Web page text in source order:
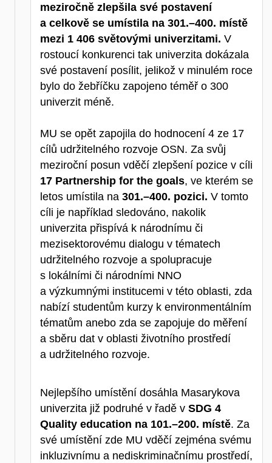
meziročně zlepšila své postavení
a celkově se umístila na 301.–400. místě
mezi 1 406 světovými univerzitami. V
rostoucí konkurenci tak univerzita dokázala
své postavení posílit, jelikož v minulém roce
bylo do žebříčku zapojeno téměř o 300
univerzit méně.
MU se opět zapojila do hodnocení 4 ze 17
cílů udržitelného rozvoje OSN. Za svůj
meziroční posun vděčí zlepšení pozice v cíli
17 Partnership for the goals, ve kterém se
letos umístila na 301.–400. pozici. V tomto
cíli je například sledováno, nakolik
univerzita přispívá k národnímu či
mezisektorovému dialogu v tématech
udržitelného rozvoje a spolupracuje
s lokálními či národními NNO
a výzkumnými institucemi v této oblasti, zda
nabízí studentům kurzy k environmentálním
tématům anebo zda se zapojuje do měření
a sběru dat v oblasti životního prostředí
a udržitelného rozvoje.
Nejlepšího umístění dosáhla Masarykova
univerzita již podruhé v řadě v SDG 4
Quality education na 101.–200. místě. Za
své umístění zde MU vděčí zejména svému
inkluzivnímu a nediskriminačnímu prostředí,